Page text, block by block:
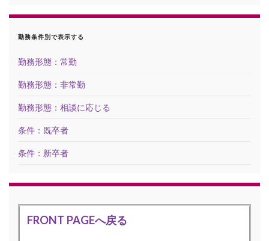
勤務条件別で表示する
勤務形態：常勤
勤務形態：非常勤
勤務形態：相談に応じる
条件：既卒者
条件：新卒者
FRONT PAGEへ戻る